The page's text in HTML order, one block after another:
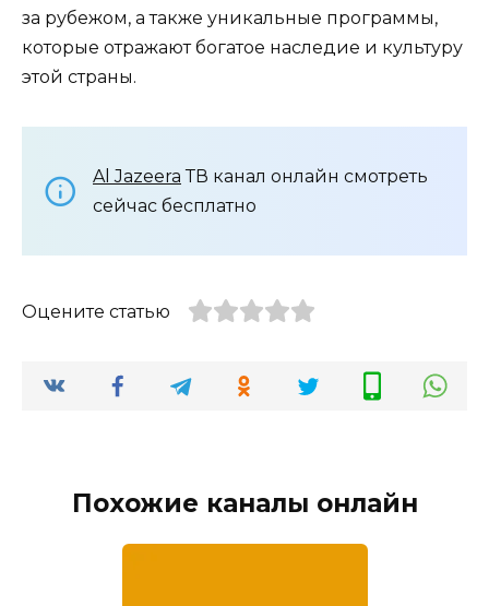
за рубежом, а также уникальные программы,
которые отражают богатое наследие и культуру
этой страны.
Al Jazeera ТВ канал онлайн смотреть
сейчас бесплатно
Оцените статью
Похожие каналы онлайн